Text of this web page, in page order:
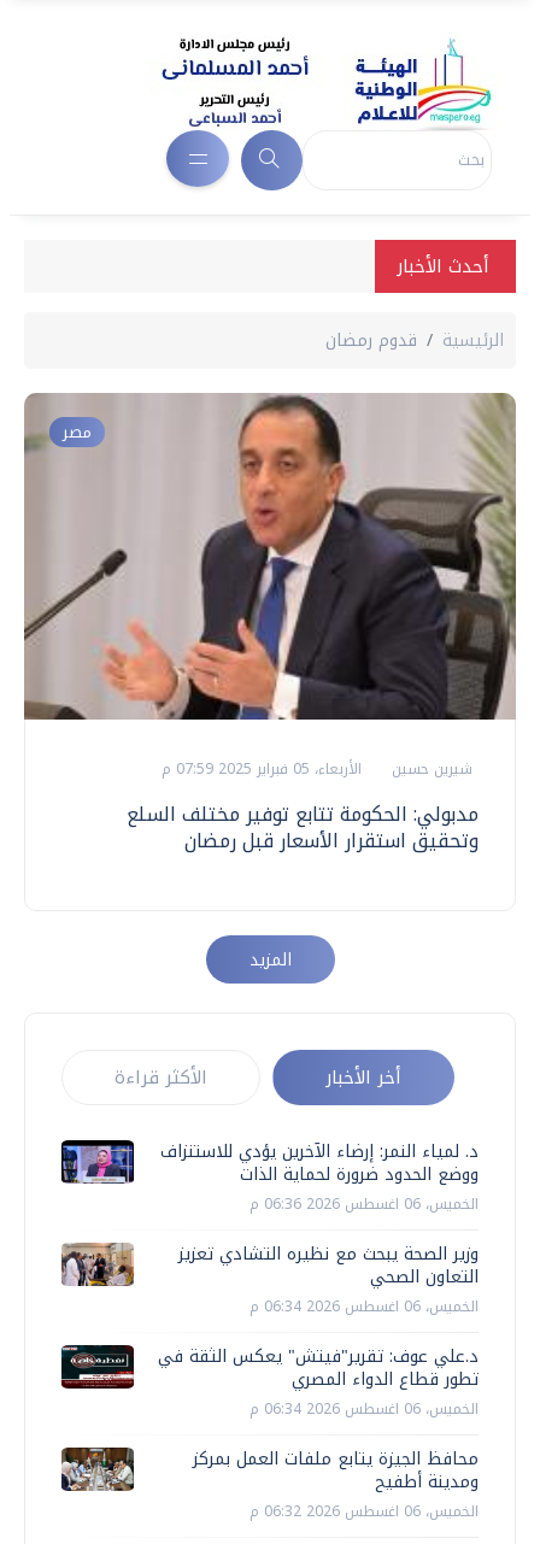
أحدث الأخبار
الرئيسية قدوم رمضان
مصر
شيرين حسين الأربعاء، 05 فبراير 2025 07:59 م
مدبولي: الحكومة تتابع توفير مختلف السلع
وتحقيق استقرار الأسعار قبل رمضان
المزيد
أخر الأخبار الأكثر قراءة
د. لمياء النمر: إرضاء الآخرين يؤدي للاستنزاف
ووضع الحدود ضرورة لحماية الذات
الخميس، 06 اغسطس 2026 06:36 م
وزير الصحة يبحث مع نظيره التشادي تعزيز
التعاون الصحي
الخميس، 06 اغسطس 2026 06:34 م
د.علي عوف: تقرير"فيتش" يعكس الثقة في
تطور قطاع الدواء المصري
الخميس، 06 اغسطس 2026 06:34 م
محافظ الجيزة يتابع ملفات العمل بمركز
ومدينة أطفيح
الخميس، 06 اغسطس 2026 06:32 م